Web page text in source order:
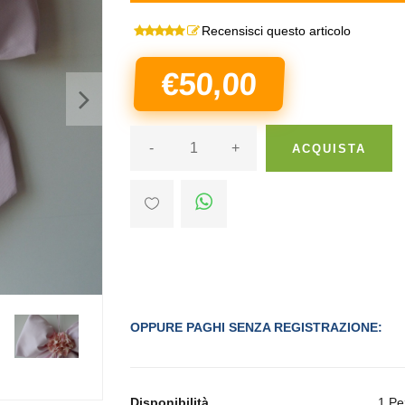
>
Recensisci questo articolo
€50,00
- + ACQUISTA
OPPURE PAGHI SENZA REGISTRAZIONE: